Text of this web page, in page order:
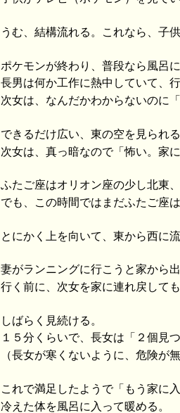
うむ、結構流れる。これなら、子
ポケモンが終わり、普段なら風呂
長男は何か工作に熱中していて、
次女は、なんだかわからないのに
できるだけ広い、東の空を見られ
次女は、真っ暗なので「怖い。家
ふたご座はオリオン座の少し北東
でも、この時間ではまだふたご座は
とにかく上を向いて、東から西に
妻がランニングに行こうと家から出
行く前に、次女を家に連れ戻して
しばらく見続ける。
１５分くらいで、長女は「２個見
（長女が寒くないように、危険が
これで満足したようで「もう家に
冷えた体を風呂に入って暖める。